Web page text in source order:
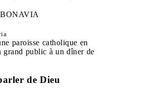
paroisse catholique en
public à un dîner de
de Dieu